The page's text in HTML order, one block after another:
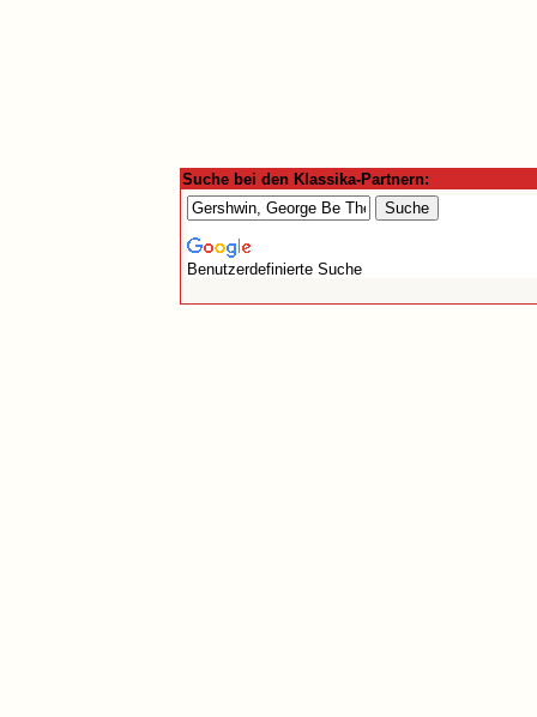
Suche bei den Klassika-Partnern:
Benutzerdefinierte Suche